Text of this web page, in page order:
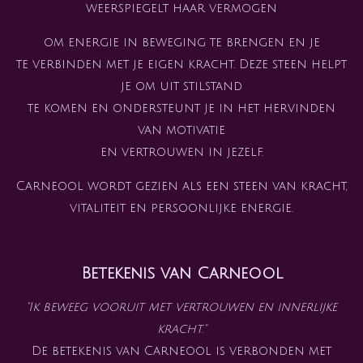
weerspiegelt haar vermogen
om energie in beweging te brengen en je
te verbinden met je eigen kracht. Deze steen helpt
je om uit stilstand
te komen en ondersteunt je in het hervinden
van motivatie
en vertrouwen in jezelf.
Carneool wordt gezien als een steen van kracht,
vitaliteit en persoonlijke energie.
Betekenis van Carneool
"Ik beweeg vooruit met vertrouwen en innerlijke
kracht."
De betekenis van Carneool is verbonden met